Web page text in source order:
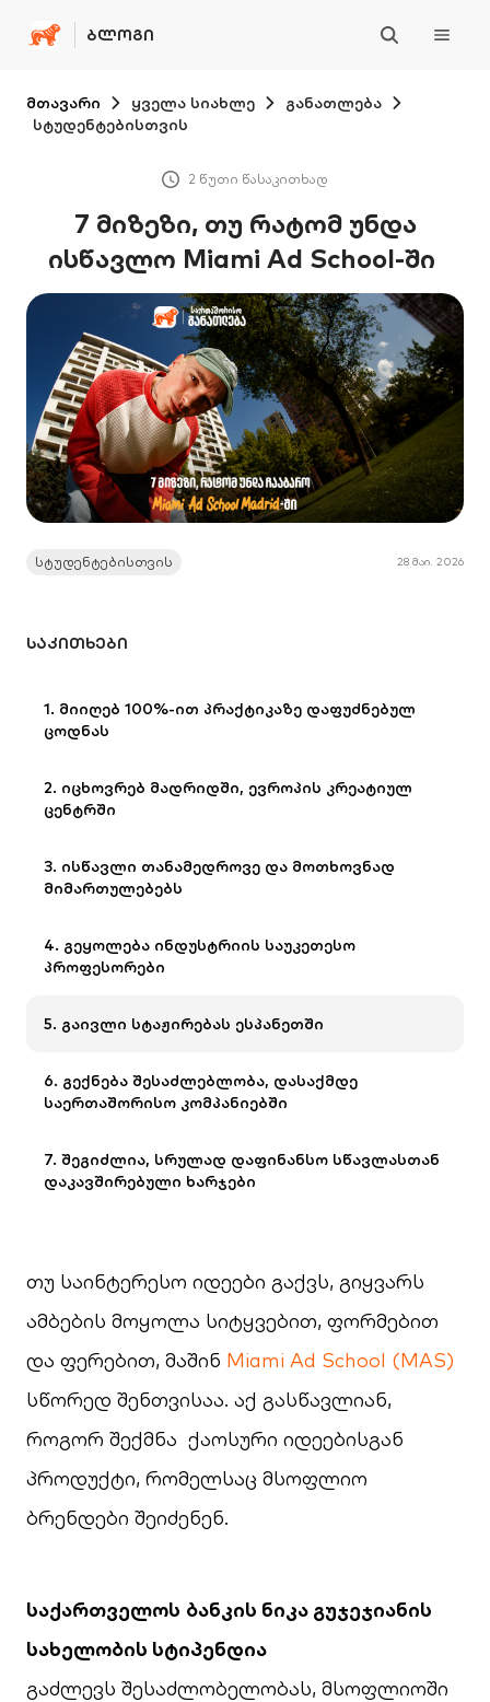
ᲑᲚᲝᲒᲘ
მთავარი ყველა სიახლე
განათლება
სტუდენტებისთვის
2 წუთი წასაკითხად
7 მიზეზი, თუ რატომ უნდა
ისწავლო Miami Ad School-ში
სტუდენტებისთვის 28 მაი. 2026
ᲡᲐᲙᲘᲗᲮᲔᲑᲘ
1. მიიღებ 100%-ით პრაქტიკაზე დაფუძნებულ
ცოდნას
2. იცხოვრებ მადრიდში, ევროპის კრეატიულ
ცენტრში
3. ისწავლი თანამედროვე და მოთხოვნად
მიმართულებებს
4. გეყოლება ინდუსტრიის საუკეთესო
პროფესორები
5. გაივლი სტაჟირებას ესპანეთში
6. გექნება შესაძლებლობა, დასაქმდე
საერთაშორისო კომპანიებში
7. შეგიძლია, სრულად დაფინანსო სწავლასთან
დაკავშირებული ხარჯები
თუ საინტერესო იდეები გაქვს, გიყვარს
ამბების მოყოლა სიტყვებით, ფორმებით
და ფერებით, მაშინ Miami Ad School (MAS)
სწორედ შენთვისაა. აქ გასწავლიან,
როგორ შექმნა ქაოსური იდეებისგან
პროდუქტი, რომელსაც მსოფლიო
ბრენდები შეიძენენ.
საქართველოს ბანკის ნიკა გუჯეჯიანის
სახელობის სტიპენდია
გაძლევს შესაძლობელობას, მსოფლიოში